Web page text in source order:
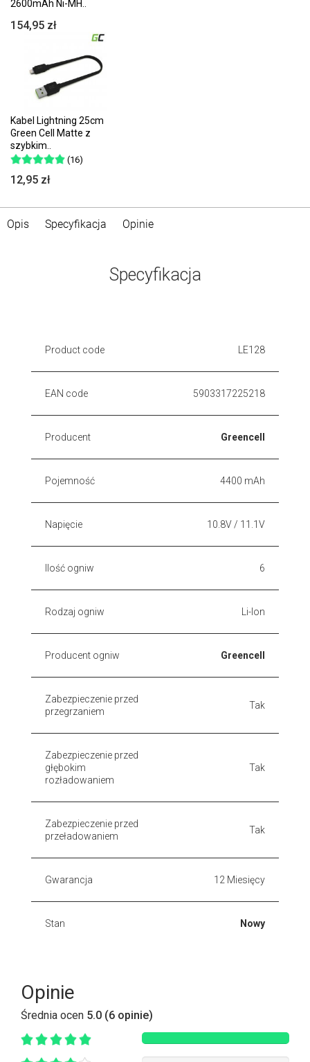
2600mAh Ni-MH..
154,95 zł
Kabel Lightning 25cm
Green Cell Matte z
szybkim..
(16)
12,95 zł
Opis Specyfikacja Opinie
Specyfikacja
Product code LE128
EAN code 5903317225218
Producent Greencell
Pojemność 4400 mAh
Napięcie 10.8V / 11.1V
Ilość ogniw 6
Rodzaj ogniw Li-Ion
Producent ogniw Greencell
Zabezpieczenie przed
przegrzaniem
Tak
Zabezpieczenie przed
głębokim
rozładowaniem
Tak
Zabezpieczenie przed
przeładowaniem
Tak
Gwarancja 12 Miesięcy
Stan Nowy
Opinie
Średnia ocen 5.0 (6 opinie)